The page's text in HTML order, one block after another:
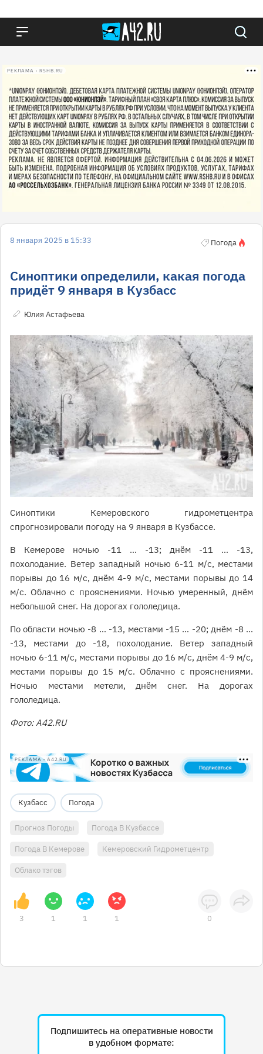
РЕКЛАМА • RSHB.RU
8 января 2025 в 15:33 Погода
Синоптики определили, какая погода
придёт 9 января в Кузбасс
Юлия Астафьева
Синоптики Кемеровского гидрометцентра
спрогнозировали погоду на 9 января в Кузбассе.
В Кемерове ночью -11 … -13; днём -11 … -13,
похолодание. Ветер западный ночью 6-11 м/с, местами
порывы до 16 м/с, днём 4-9 м/с, местами порывы до 14
м/с. Облачно с прояснениями. Ночью умеренный, днём
небольшой снег. На дорогах гололедица.
По области ночью -8 … -13, местами -15 … -20; днём -8 …
-13, местами до -18, похолодание. Ветер западный
ночью 6-11 м/с, местами порывы до 16 м/с, днём 4-9 м/с,
местами порывы до 15 м/с. Облачно с прояснениями.
Ночью местами метели, днём снег. На дорогах
гололедица.
Фото: A42.RU
РЕКЛАМА • A42.RU
Кузбасс Погода
Прогноз Погоды Погода В Кузбассе
Погода В Кемерове Кемеровский Гидрометцентр
Облако тэгов
3 1 1 1 0
Подпишитесь на оперативные новости
в удобном формате: